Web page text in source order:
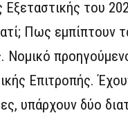
Εξεταστικής του
Πως
Νομικό
Επιτροπής.
υπάρχουν δύο